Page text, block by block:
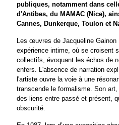
publiques, notamment dans
d'Antibes, du MAMAC (Nice),
Cannes, Dunkerque, Toulon et
Les œuvres de Jacqueline
expérience intime, où se croisent
collectifs, évoquant les échos de
enfers. L'absence de narration
l'artiste ouvre la voie à une
transcende le formalisme. Son
des liens entre passé et présent,
obscurité.